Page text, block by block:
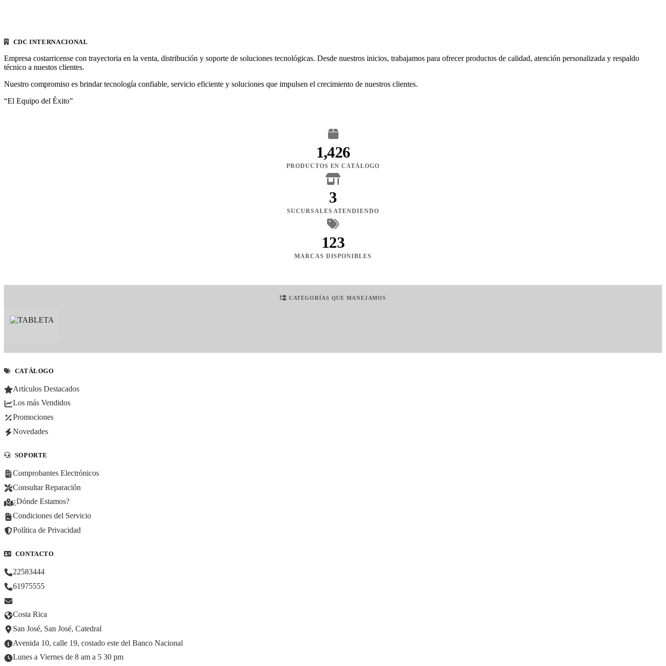
CDC INTERNACIONAL
Empresa costarricense con trayectoria en la venta, distribución y soporte de soluciones tecnológicas. Desde nuestros inicios, trabajamos para ofrecer productos de calidad, atención personalizada y respaldo
técnico a nuestos clientes.
Nuestro compromiso es brindar tecnología confiable, servicio eficiente y soluciones que impulsen el crecimiento de nuestros clientes.
“El Equipo del Éxito”
1,426
PRODUCTOS EN CATÁLOGO
3
SUCURSALES ATENDIENDO
123
MARCAS DISPONIBLES
CATEGORÍAS QUE MANEJAMOS
CATÁLOGO
Artículos Destacados
Los más Vendidos
Promociones
Novedades
SOPORTE
Comprobantes Electrónicos
Consultar Reparación
¿Dónde Estamos?
Condiciones del Servicio
Política de Privacidad
CONTACTO
22583444
61975555
Costa Rica
San José, San José, Catedral
Avenida 10, calle 19, costado este del Banco Nacional
Lunes a Viernes de 8 am a 5 30 pm